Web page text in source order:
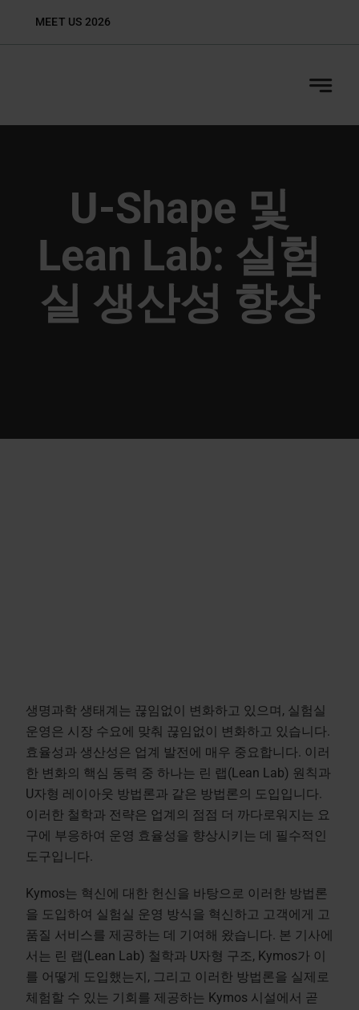
MEET US 2026
U-Shape 및
Lean Lab: 실험
실 생산성 향상
생명과학 생태계는 끊임없이 변화하고 있으며, 실험실
운영은 시장 수요에 맞춰 끊임없이 변화하고 있습니다.
효율성과 생산성은 업계 발전에 매우 중요합니다. 이러
한 변화의 핵심 동력 중 하나는 린 랩(Lean Lab) 원칙과
U자형 레이아웃 방법론과 같은 방법론의 도입입니다.
이러한 철학과 전략은 업계의 점점 더 까다로워지는 요
구에 부응하여 운영 효율성을 향상시키는 데 필수적인
도구입니다.
Kymos는 혁신에 대한 헌신을 바탕으로 이러한 방법론
을 도입하여 실험실 운영 방식을 혁신하고 고객에게 고
품질 서비스를 제공하는 데 기여해 왔습니다. 본 기사에
서는 린 랩(Lean Lab) 철학과 U자형 구조, Kymos가 이
를 어떻게 도입했는지, 그리고 이러한 방법론을 실제로
체험할 수 있는 기회를 제공하는 Kymos 시설에서 곧